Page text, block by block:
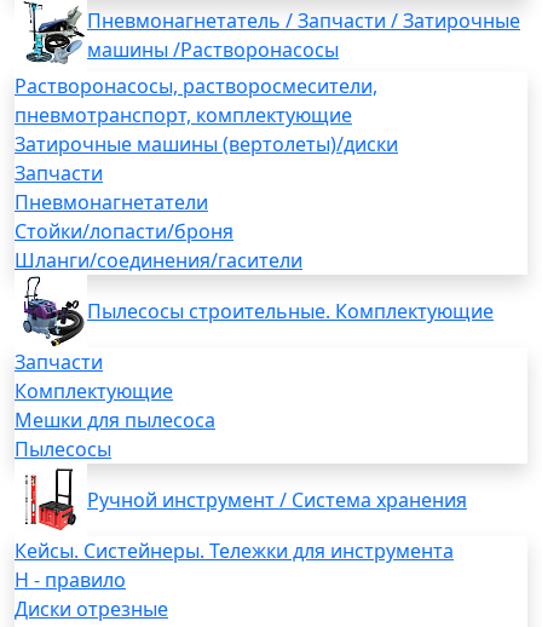
Пневмонагнетатель / Запчасти / Затирочные
машины /Растворонасосы
Растворонасосы, растворосмесители,
пневмотранспорт, комплектующие
Затирочные машины (вертолеты)/диски
Запчасти
Пневмонагнетатели
Стойки/лопасти/броня
Шланги/соединения/гасители
Пылесосы строительные. Комплектующие
Запчасти
Комплектующие
Мешки для пылесоса
Пылесосы
Ручной инструмент / Система хранения
Кейсы. Систейнеры. Тележки для инструмента
H - правило
Диски отрезные